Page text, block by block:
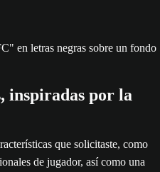
inspiradas por la
que solicitaste, como
de jugador, así como una